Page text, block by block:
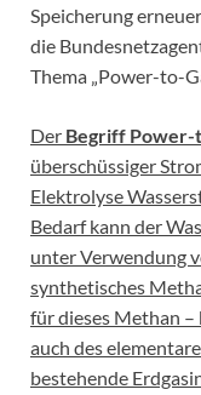
Speicherung
die
Thema „Power-to-
Der Begriff Power-
überschüssiger
Elektrolyse
Bedarf kann der
unter Verwendung
synthetisches
für dieses Methan –
auch des
bestehende